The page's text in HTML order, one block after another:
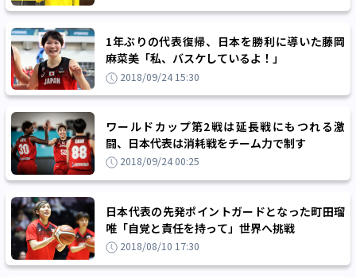
1年ぶりの代表復帰、日本を勝利に導いた藤岡
麻菜美「私、バスケしているよ！」
2018/09/24 15:30
ワールドカップ第2戦は延長戦にもつれる激
闘、日本代表は消耗戦をチーム力で制す
2018/09/24 00:25
日本代表の先発ポイントガードとなった町田瑠
唯「自覚と責任を持って」世界へ挑戦
2018/08/10 17:30